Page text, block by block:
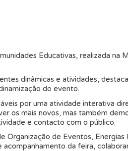
Educativas, realizada
dinâmicas e atividades,
do evento.
por uma atividade interativa
os mais novos, mas também
e contacto com o público.
Organização de Eventos,
da feira,